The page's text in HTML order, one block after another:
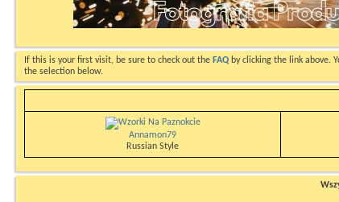
If this is your first visit, be sure to check out the FAQ by clicking the link above.
the selection below.
Annamon79
Russian Style